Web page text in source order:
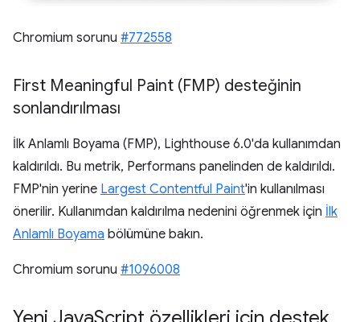
Chromium sorunu #772558
First Meaningful Paint (FMP) desteğinin
sonlandırılması
İlk Anlamlı Boyama (FMP), Lighthouse 6.0'da kullanımdan
kaldırıldı. Bu metrik, Performans panelinden de kaldırıldı.
FMP'nin yerine Largest Contentful Paint'in kullanılması
önerilir. Kullanımdan kaldırılma nedenini öğrenmek için İlk
Anlamlı Boyama bölümüne bakın.
Chromium sorunu #1096008